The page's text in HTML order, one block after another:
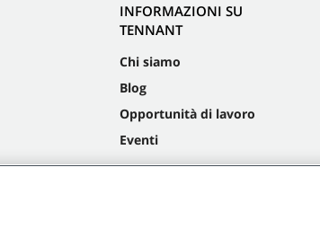
INFORMAZIONI SU
TENNANT
Chi siamo
Blog
Opportunità di lavoro
Eventi